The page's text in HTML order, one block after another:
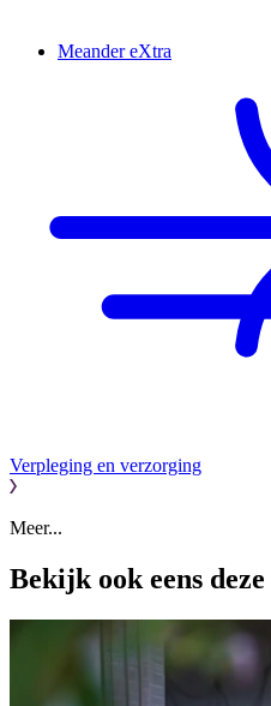
Meander eXtra
Verpleging en verzorging
Meer...
Bekijk ook eens deze